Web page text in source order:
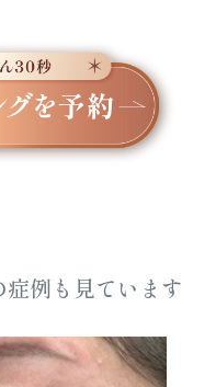
例も見ています